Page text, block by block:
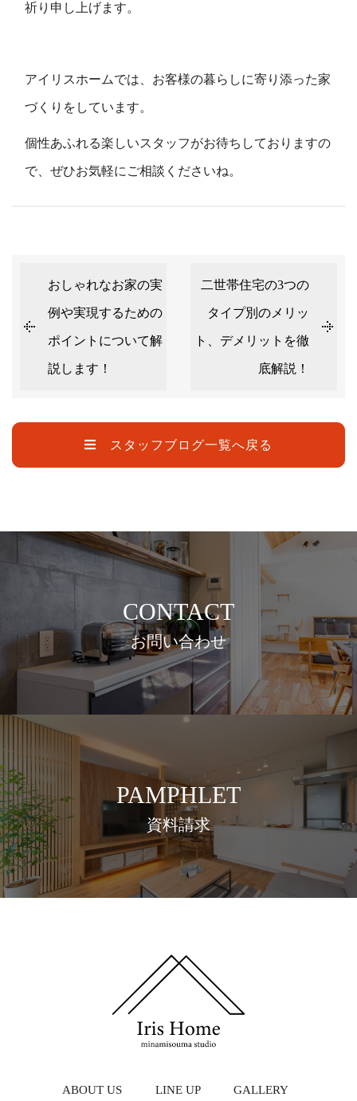
祈り申し上げます。
アイリスホームでは、お客様の暮らしに寄り添った家
づくりをしています。
個性あふれる楽しいスタッフがお待ちしておりますの
で、ぜひお気軽にご相談くださいね。
おしゃれなお家の実
例や実現するための
ポイントについて解
説します！
二世帯住宅の3つの
タイプ別のメリッ
ト、デメリットを徹
底解説！
スタッフブログ一覧へ戻る
CONTACT
お問い合わせ
PAMPHLET
資料請求
ABOUT US LINE UP GALLERY